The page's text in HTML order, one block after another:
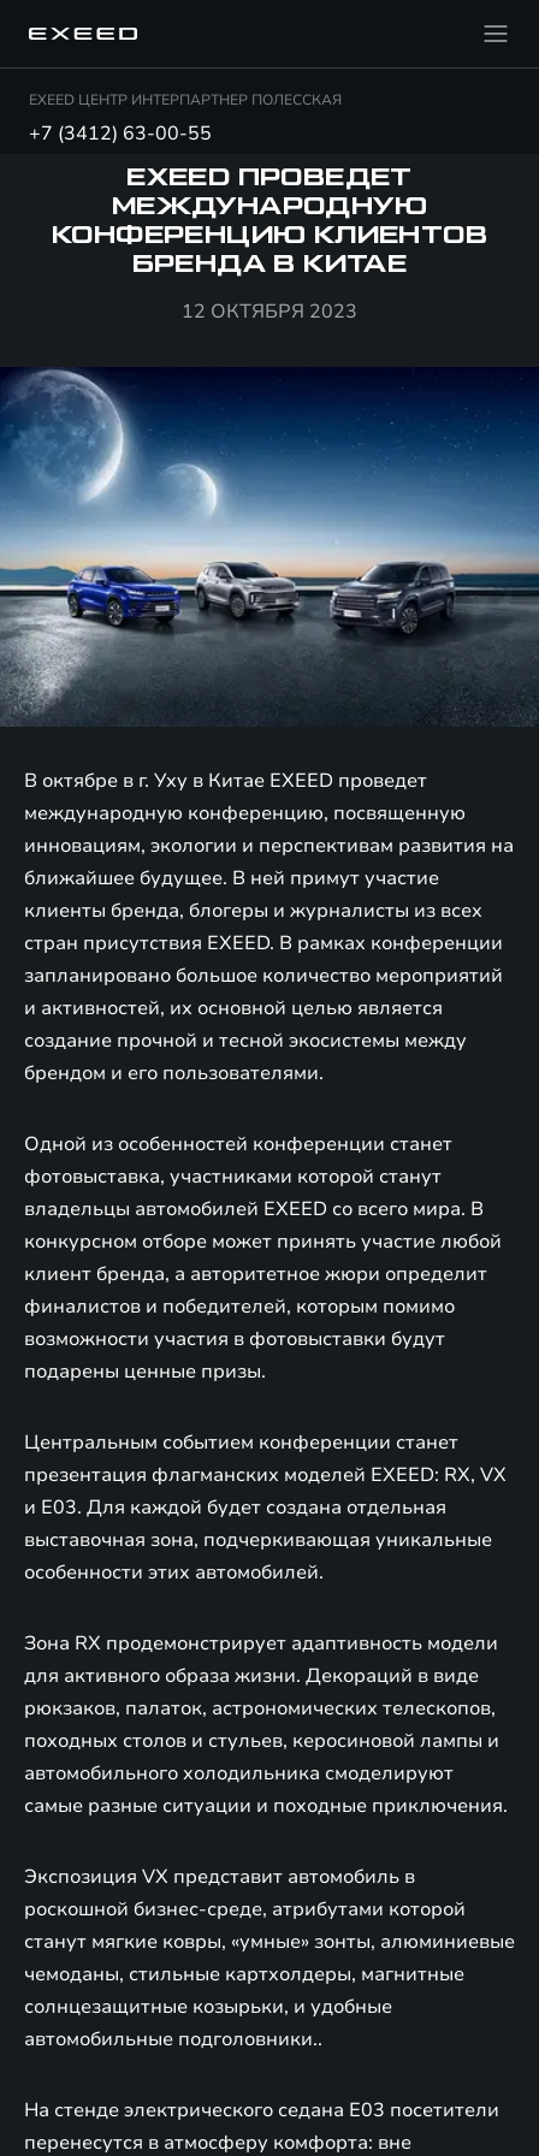
EXEED ЦЕНТР ИНТЕРПАРТНЕР ПОЛЕССКАЯ
+7 (3412) 63-00-55
EXEED ПРОВЕДЕТ
МЕЖДУНАРОДНУЮ
КОНФЕРЕНЦИЮ КЛИЕНТОВ
БРЕНДА В КИТАЕ
12 ОКТЯБРЯ 2023
В октябре в г. Уху в Китае EXEED проведет
международную конференцию, посвященную
инновациям, экологии и перспективам развития на
ближайшее будущее. В ней примут участие
клиенты бренда, блогеры и журналисты из всех
стран присутствия EXEED. В рамках конференции
запланировано большое количество мероприятий
и активностей, их основной целью является
создание прочной и тесной экосистемы между
брендом и его пользователями.
Одной из особенностей конференции станет
фотовыставка, участниками которой станут
владельцы автомобилей EXEED со всего мира. В
конкурсном отборе может принять участие любой
клиент бренда, а авторитетное жюри определит
финалистов и победителей, которым помимо
возможности участия в фотовыставки будут
подарены ценные призы.
Центральным событием конференции станет
презентация флагманских моделей EXEED: RX, VX
и E03. Для каждой будет создана отдельная
выставочная зона, подчеркивающая уникальные
особенности этих автомобилей.
Зона RX продемонстрирует адаптивность модели
для активного образа жизни. Декораций в виде
рюкзаков, палаток, астрономических телескопов,
походных столов и стульев, керосиновой лампы и
автомобильного холодильника смоделируют
самые разные ситуации и походные приключения.
Экспозиция VX представит автомобиль в
роскошной бизнес-среде, атрибутами которой
станут мягкие ковры, «умные» зонты, алюминиевые
чемоданы, стильные картхолдеры, магнитные
солнцезащитные козырьки, и удобные
автомобильные подголовники..
На стенде электрического седана E03 посетители
перенесутся в атмосферу комфорта: вне